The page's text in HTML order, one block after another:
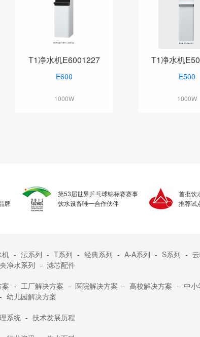
T1净水机E6001227
E600
1000W
T1净水机
E500
1000W
牌
第53届世界乒乓球锦标赛赛事
饮水设备唯一合作伙伴
首批饮
推荐试
机 - 沄系列 - T系列 - 经典系列 - A-A系列 - S系列 -
净水系列 - 滤芯配件
- 工厂解决方案 - 医院解决方案 - 高校解决方案 - 中小
- 幼儿园解决方案
系统 - 技术发展历程